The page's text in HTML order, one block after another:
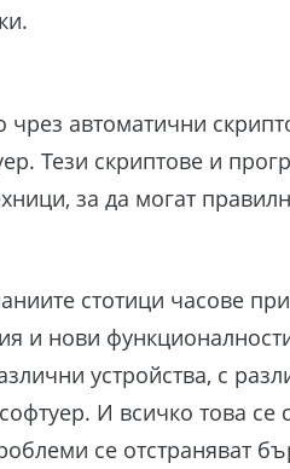
автоматични
Тези скриптове и
за да могат
стотици часове
и нови
устройства, с
И всичко това се
се отстраняват